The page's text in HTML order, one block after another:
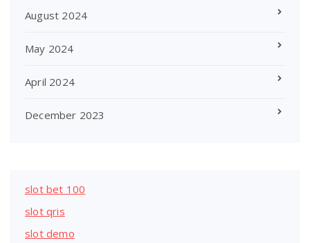
August 2024
May 2024
April 2024
December 2023
slot bet 100
slot qris
slot demo